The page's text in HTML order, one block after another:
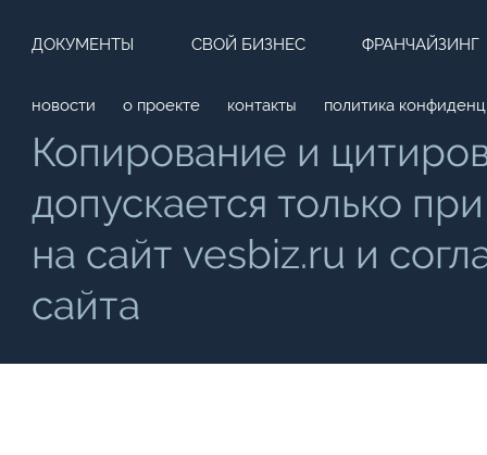
ДОКУМЕНТЫ СВОЙ БИЗНЕС ФРАНЧАЙЗИНГ
новости о проекте контакты политика
Копирование и
допускается только
на сайт vesbiz.ru и
сайта